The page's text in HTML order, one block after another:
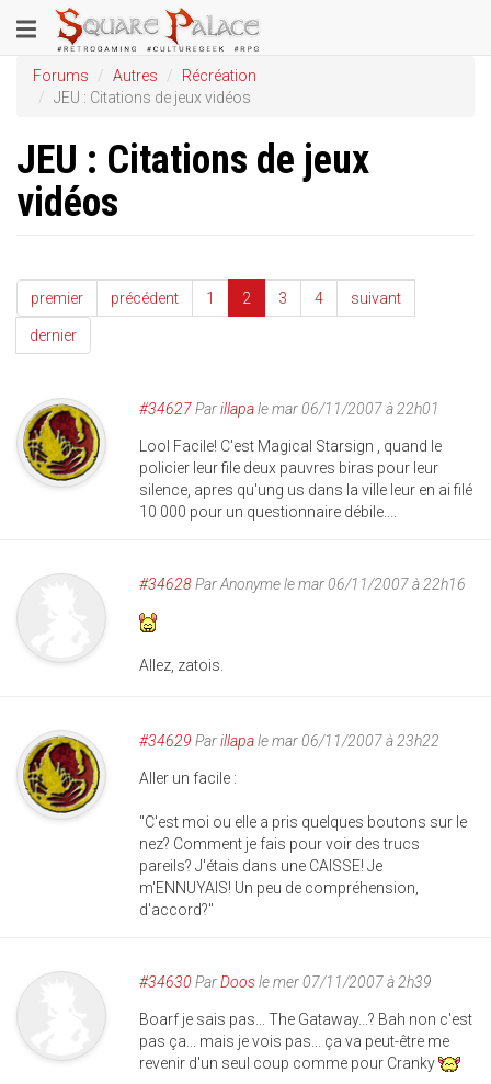
au
contenu
principal
Toggle
navigation
Forums Autres
Récréation
JEU : Citations de jeux vidéos
JEU : Citations de jeux
vidéos
premier précédent 1 2 3 4 suivant
dernier
#34627Parillapale mar 06/11/2007 à 22h01
Lool Facile! C'est Magical Starsign , quand le
policier leur file deux pauvres biras pour leur
silence, apres qu'ung us dans la ville leur en ai filé
10 000 pour un questionnaire débile....
#34628ParAnonymele mar 06/11/2007 à 22h16
Allez, zatois.
#34629 Parillapale mar 06/11/2007 à 23h22
Aller un facile :
"C'est moi ou elle a pris quelques boutons sur le
nez? Comment je fais pour voir des trucs
pareils? J'étais dans une CAISSE! Je
m'ENNUYAIS! Un peu de compréhension,
d'accord?"
#34630 ParDoosle mer 07/11/2007 à 2h39
Boarf je sais pas... The Gataway...? Bah non c'est
pas ça... mais je vois pas... ça va peut-être me
revenir d'un seul coup comme pour Cranky